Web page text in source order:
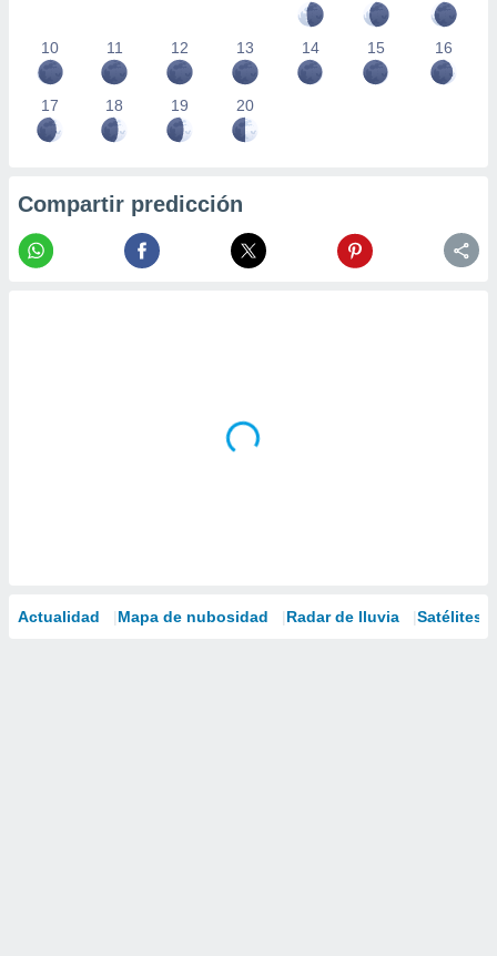
10 11 12 13 14 15 16
17 18 19 20
Compartir predicción
Actualidad Mapa de nubosidad Radar de lluvia Satélites